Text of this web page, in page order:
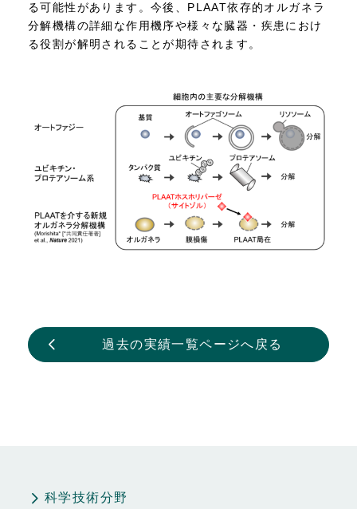
る可能性があります。今後、PLAAT依存的オルガネラ
分解機構の詳細な作用機序や様々な臓器・疾患におけ
る役割が解明されることが期待されます。
過去の実績一覧ページへ戻る
科学技術分野